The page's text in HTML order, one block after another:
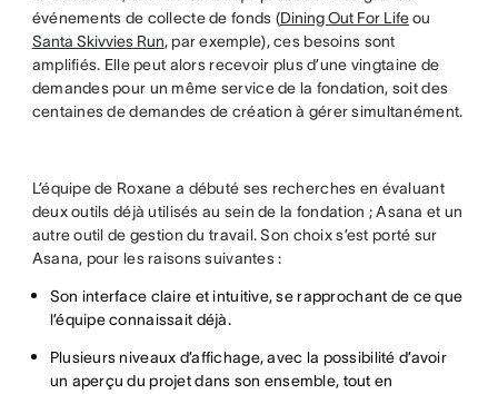
événements de collecte de fonds (Dining Out For Lifeou
Santa Skivvies Run, par exemple), ces besoins sont
amplifiés. Elle peut alors recevoir plus d’une vingtaine de
demandes pour un même service de la fondation, soit des
centaines de demandes de création à gérer simultanément.
L’équipe de Roxane a débuté ses recherches en évaluant
deux outils déjà utilisés au sein de la fondation ; Asana et un
autre outil de gestion du travail. Son choix s’est porté sur
Asana, pour les raisons suivantes :
Son interface claire et intuitive, se rapprochant de ce que
l’équipe connaissait déjà.
Plusieurs niveaux d’affichage, avec la possibilité d’avoir
un aperçu du projet dans son ensemble, tout en